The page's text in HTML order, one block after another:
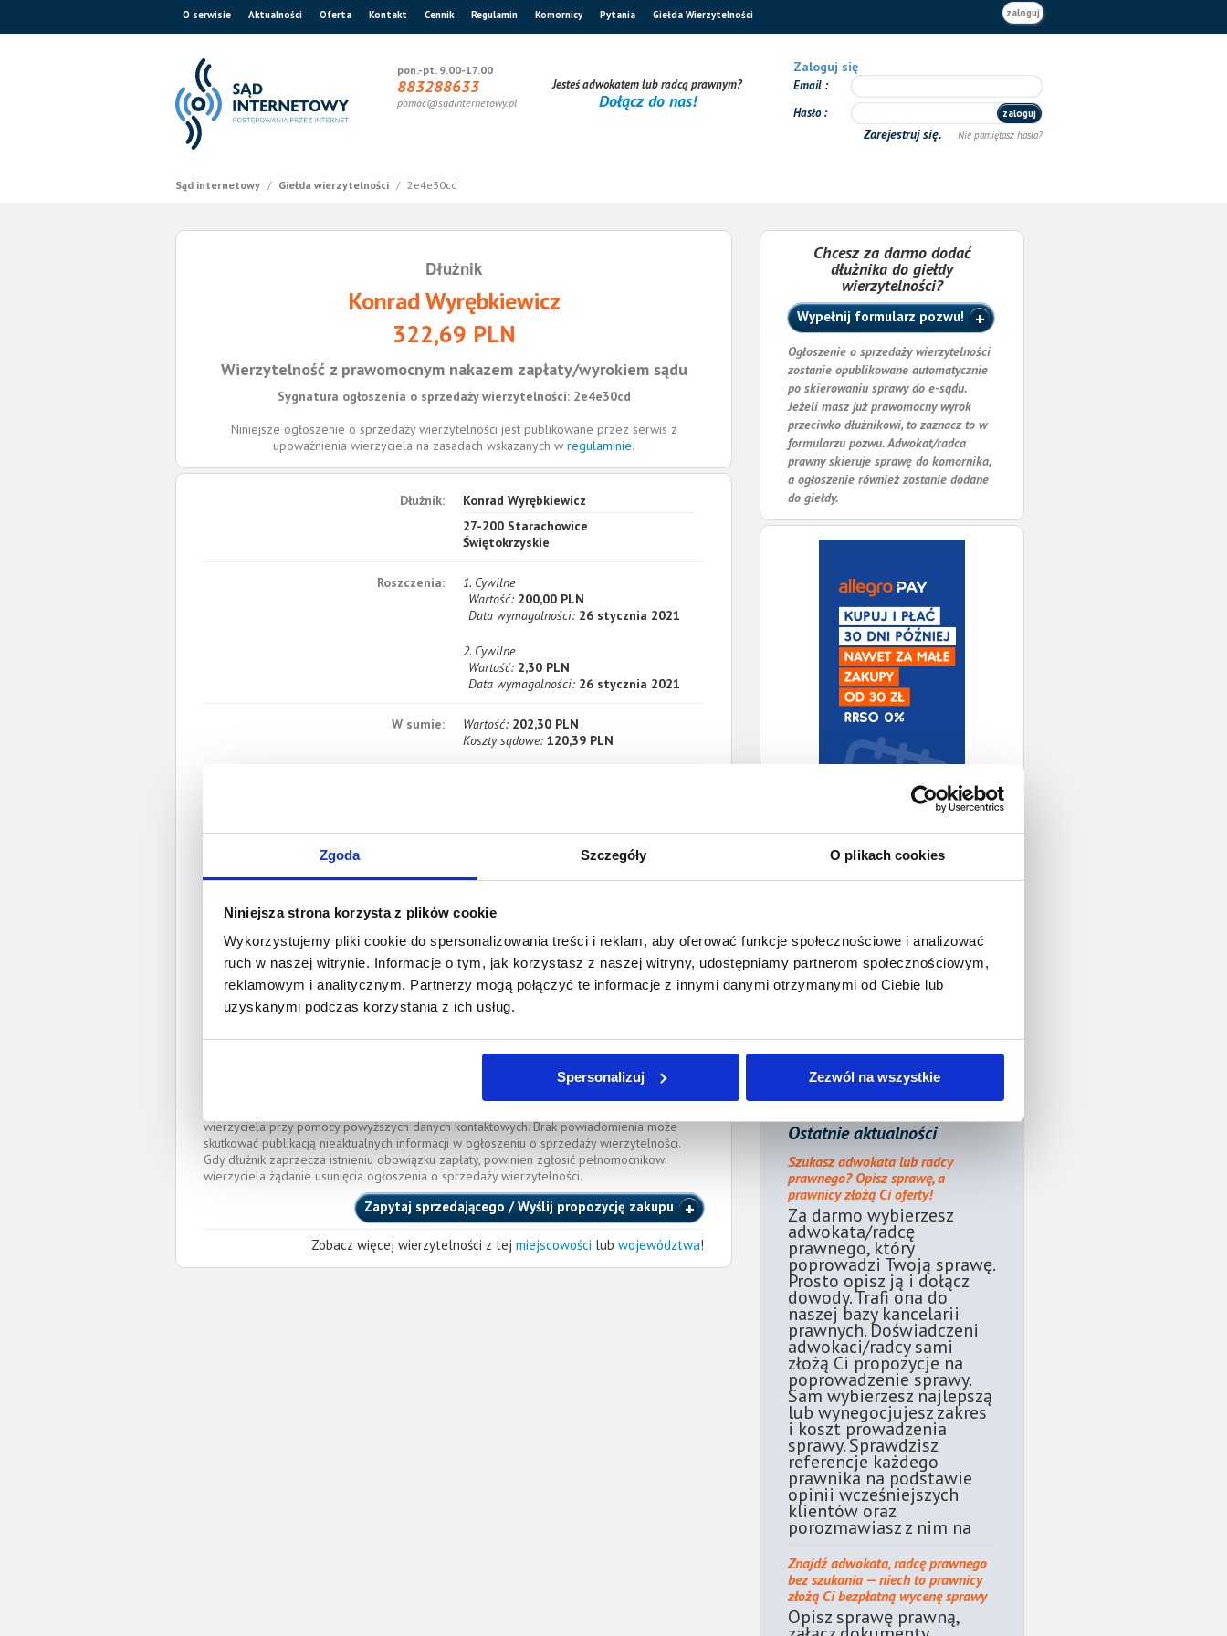
Zgoda Szczegóły O plikach cookies
Niniejsza strona korzysta z plików cookie
Wykorzystujemy pliki cookie do spersonalizowania treści i reklam, aby oferować funkcje społecznościowe i analizować
ruch w naszej witrynie. Informacje o tym, jak korzystasz z naszej witryny, udostępniamy partnerom społecznościowym,
reklamowym i analitycznym. Partnerzy mogą połączyć te informacje z innymi danymi otrzymanymi od Ciebie lub
uzyskanymi podczas korzystania z ich usług.
Spersonalizuj Zezwól na wszystkie
O serwisie Aktualności Oferta Kontakt Cennik Regulamin Komornicy Pytania Giełda Wierzytelności zaloguj
pon.-pt. 9.00-17.00
883288633
pomoc@sadinternetowy.pl
Jesteś adwokatem lub radcą prawnym?
Dołącz do nas!
Zaloguj się
Email
Hasło
zaloguj
Zarejestruj się. Nie pamiętasz hasła?
Sąd internetowy / Giełda wierzytelności / 2e4e30cd
Dłużnik
Konrad Wyrębkiewicz
322,69 PLN
Wierzytelność z prawomocnym nakazem zapłaty/wyrokiem sądu
Sygnatura ogłoszenia o sprzedaży wierzytelności: 2e4e30cd
Niniejsze ogłoszenie o sprzedaży wierzytelności jest publikowane przez serwis z
upoważnienia wierzyciela na zasadach wskazanych w regulaminie.
Dłużnik:
Konrad Wyrębkiewicz
27-200 Starachowice
Świętokrzyskie
Roszczenia:
1. Cywilne
Wartość: 200,00 PLN
Data wymagalności: 26 stycznia 2021
2. Cywilne
Wartość: 2,30 PLN
Data wymagalności: 26 stycznia 2021
W sumie: Wartość: 202,30 PLN
Koszty sądowe:120,39 PLN
Prawomocny nakaz zapłaty/
wyrok sądu z dnia:
Data wystawienia:
Pełnomocnik wierzyciela:
Kamil Krzysztof Kaczorowski
kamil.kaczorowski@sadinternetowy.pl , tel.:
wierzyciela przy pomocy powyższych danych kontaktowych. Brak powiadomienia może
skutkować publikacją nieaktualnych informacji w ogłoszeniu o sprzedaży wierzytelności.
Gdy dłużnik zaprzecza istnieniu obowiązku zapłaty, powinien zgłosić pełnomocnikowi
wierzyciela żądanie usunięcia ogłoszenia o sprzedaży wierzytelności.
Zapytaj sprzedającego / Wyślij propozycję zakupu
Zobacz więcej wierzytelności z tej miejscowości lub województwa!
Chcesz za darmo dodać
dłużnika do giełdy
wierzytelności?
Wypełnij formularz pozwu!
Ogłoszenie o sprzedaży wierzytelności
zostanie opublikowane automatycznie
po skierowaniu sprawy do e-sądu.
Jeżeli masz już prawomocny wyrok
przeciwko dłużnikowi, to zaznacz to w
formularzu pozwu. Adwokat/radca
prawny skieruje sprawę do komornika,
a ogłoszenie również zostanie dodane
do giełdy.
Ostatnie aktualności
Szukasz adwokata lub radcy
prawnego? Opisz sprawę, a
prawnicy złożą Ci oferty!
Za darmo wybierzesz
adwokata/radcę
prawnego, który
poprowadzi Twoją sprawę.
Prosto opisz ją i dołącz
dowody. Trafi ona do
naszej bazy kancelarii
prawnych. Doświadczeni
adwokaci/radcy sami
złożą Ci propozycje na
poprowadzenie sprawy.
Sam wybierzesz najlepszą
lub wynegocjujesz zakres
i koszt prowadzenia
sprawy. Sprawdzisz
referencje każdego
prawnika na podstawie
opinii wcześniejszych
klientów oraz
porozmawiasz z nim na
Znajdź adwokata, radcę prawnego
bez szukania — niech to prawnicy
złożą Ci bezpłatną wycenę sprawy
Opisz sprawę prawną,